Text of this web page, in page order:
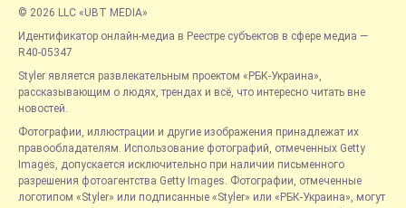
© 2026 LLC «UBT MEDIA»
Идентификатор онлайн-медиа в Реестре субъектов в сфере медиа —
R40-05347
Styler является развлекательным проектом «РБК-Украина»,
рассказывающим о людях, трендах и всё, что интересно читать вне
новостей.
Фотографии, иллюстрации и другие изображения принадлежат их
правообладателям. Использование фотографий, отмеченных Getty
Images, допускается исключительно при наличии письменного
разрешения фотоагентства Getty Images. Фотографии, отмеченные
логотипом «Styler» или подписанные «Styler» или «РБК-Украина», могут